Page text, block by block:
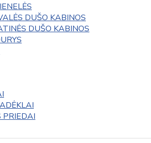
DUŠO KABINOS
DUŠO KABINOS
PRIEDAI